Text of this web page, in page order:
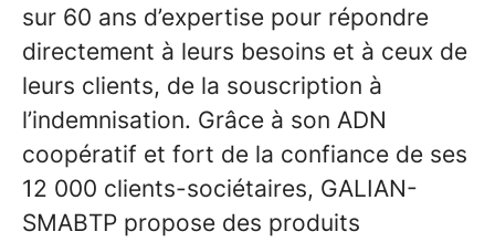
sur 60 ans d’expertise pour répondre
directement à leurs besoins et à ceux de
leurs clients, de la souscription à
l’indemnisation. Grâce à son ADN
coopératif et fort de la confiance de ses
12 000 clients-sociétaires, GALIAN-
SMABTP propose des produits